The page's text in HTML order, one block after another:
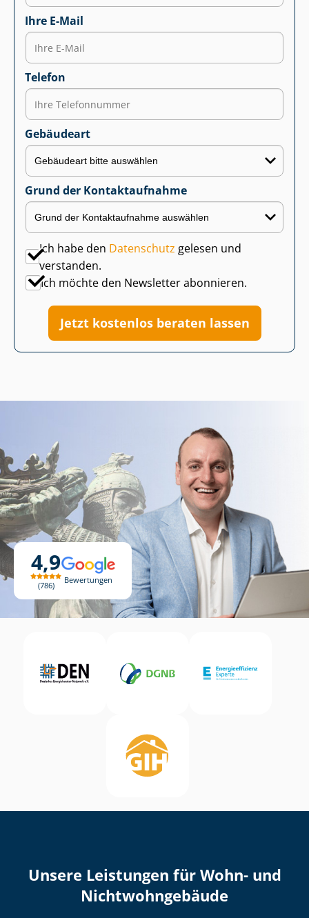
4,9
786
Bewertungen
Ihre E-Mail
Telefon
Gebäudeart
Grund der Kontaktaufnahme
Ich habe den Datenschutz gelesen und
verstanden.
Ich möchte den Newsletter abonnieren.
Jetzt kostenlos beraten lassen
Unsere Leistungen für Wohn- und
Nicht­wohn­ge­bäu­de